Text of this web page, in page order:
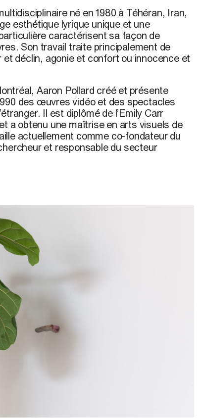
né en 1980 à Téhéran, Iran,
esthétique lyrique unique et une
caractérisent sa façon de
Son travail traite principalement de
déclin, agonie et confort ou innocence et
Aaron Pollard créé et présente
des œuvres vidéo et des spectacles
Il est diplômé de l’Emily Carr
a obtenu une maîtrise en arts visuels de
actuellement comme co-fondateur du
et responsable du secteur